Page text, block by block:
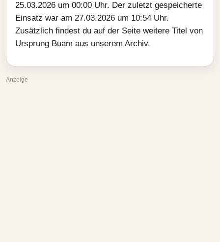
25.03.2026 um 00:00 Uhr. Der zuletzt gespeicherte
Einsatz war am 27.03.2026 um 10:54 Uhr.
Zusätzlich findest du auf der Seite weitere Titel von
Ursprung Buam aus unserem Archiv.
Anzeige